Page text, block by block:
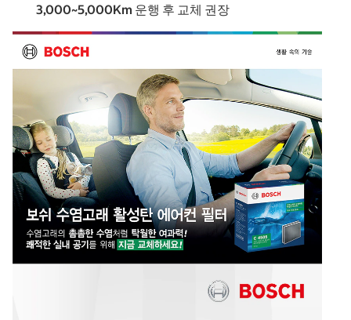
3,000~5,000Km 운행 후 교체 권장